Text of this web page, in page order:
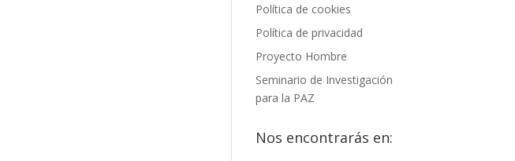
Política de cookies
Política de privacidad
Proyecto Hombre
Seminario de Investigación
para la PAZ
Nos encontrarás en: